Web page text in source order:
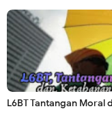
L6BT Tantangan Moral